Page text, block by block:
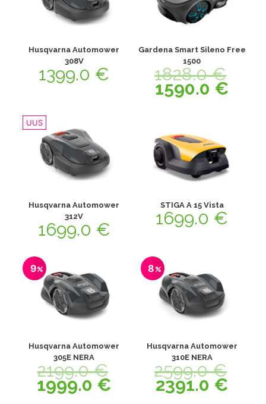
Husqvarna Automower
308V
1399.0 €
Gardena Smart Sileno Free
1500
1828.0€
1590.0 €
UUS
Husqvarna Automower
312V
1699.0 €
STIGA A 15 Vista
1699.0 €
9
Husqvarna Automower
305E NERA
2199.0€
1999.0 €
8
Husqvarna Automower
310E NERA
2599.0€
2391.0 €